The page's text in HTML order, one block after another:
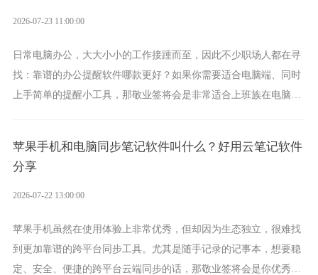
2026-07-23 11:00:00
日常电脑办公，大大小小的工作接踵而至，因此不少职场人都在寻
找：靠谱的办公提醒软件哪款更好？如果你需要适合电脑端、同时
上手简单的提醒小工具，那敬业签将会是非常适合上班族在电脑上
苹果手机和电脑同步笔记软件叫什么？好用云笔记软件
分享
2026-07-22 13:00:00
苹果手机虽然在使用体验上非常优秀，但却因为生态独立，很难找
到更加靠谱的跨平台同步工具。尤其是随手记录的记事本，想要稳
定、安全、便捷的跨平台云端同步的话，那敬业签将会是你优秀的